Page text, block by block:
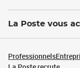
La Poste vous
Professionnels